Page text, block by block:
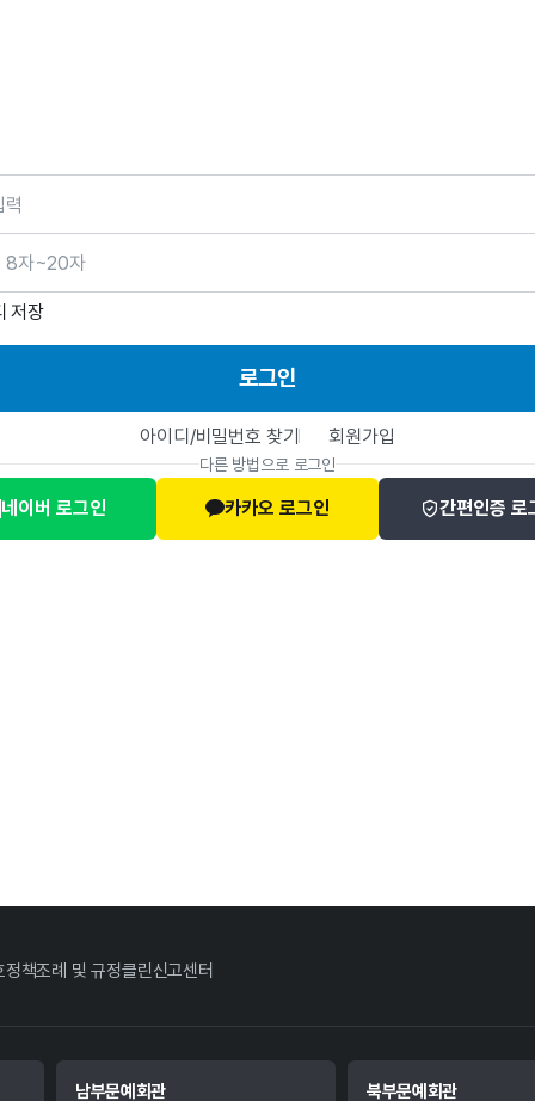
저장
로그인
아이디/비밀번호 찾기 회원가입
다른 방법으로 로그인
네이버 로그인 카카오 로그인 간편인증 로
정책조례 및 규정클린신고센터
남부문예회관 북부문예회관